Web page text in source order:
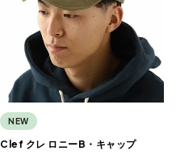
NEW
Clef クレ ロニーB・キャップ